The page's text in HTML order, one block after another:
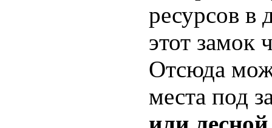
ресурсов в
этот замок
Отсюда
места под